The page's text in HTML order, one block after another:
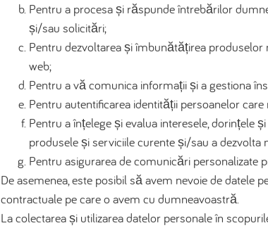
Pentru a procesa și răspunde întrebărilor
și/sau solicitări;
Pentru dezvoltarea și îmbunătățirea
web;
Pentru a vă comunica informații și a gestiona
Pentru autentificarea identității persoanelor
Pentru a înțelege și evalua interesele, dorințele
produsele și serviciile curente și/sau a dezvolta
Pentru asigurarea de comunicări personalizate
De asemenea, este posibil să avem nevoie de datele
contractuale pe care o avem cu dumneavoastră.
La colectarea și utilizarea datelor personale în